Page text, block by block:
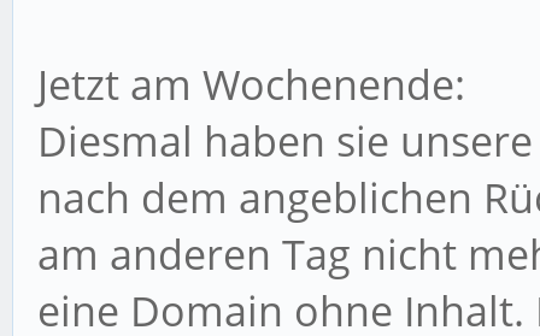
Jetzt am Wochenende:
Diesmal haben sie
nach dem angeblichen
am anderen Tag nicht
eine Domain ohne Inhalt.